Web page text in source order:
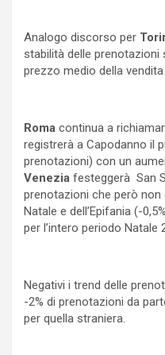
Analogo discorso per
stabilità delle prenotazioni
prezzo medio della
Roma continua a
registrerà a Capodanno il
prenotazioni) con un
Venezia festeggerà San
prenotazioni che però
Natale e dell’Epifania (-
per l’intero periodo Natale
Negativi i trend delle
-2% di prenotazioni da
per quella straniera.